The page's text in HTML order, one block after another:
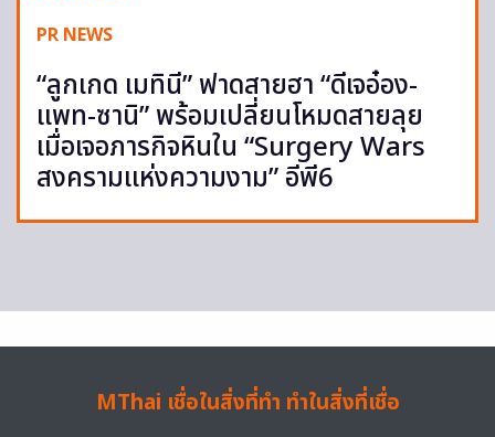
PR NEWS
“ลูกเกด เมทินี” ฟาดสายฮา “ดีเจอ๋อง-
แพท-ซานิ” พร้อมเปลี่ยนโหมดสายลุย
เมื่อเจอภารกิจหินใน “Surgery Wars
สงครามแห่งความงาม” อีพี6
MThai เชื่อในสิ่งที่ทำ ทำในสิ่งที่เชื่อ